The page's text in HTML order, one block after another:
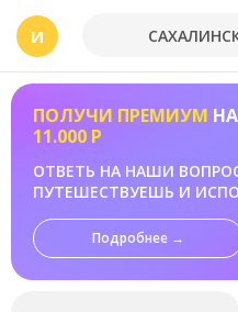
И
ПОЛУЧИ ПРЕМИУМ
11.000 Р
ОТВЕТЬ НА НАШИ
ПУТЕШЕСТВУЕШЬ И
Подробнее →